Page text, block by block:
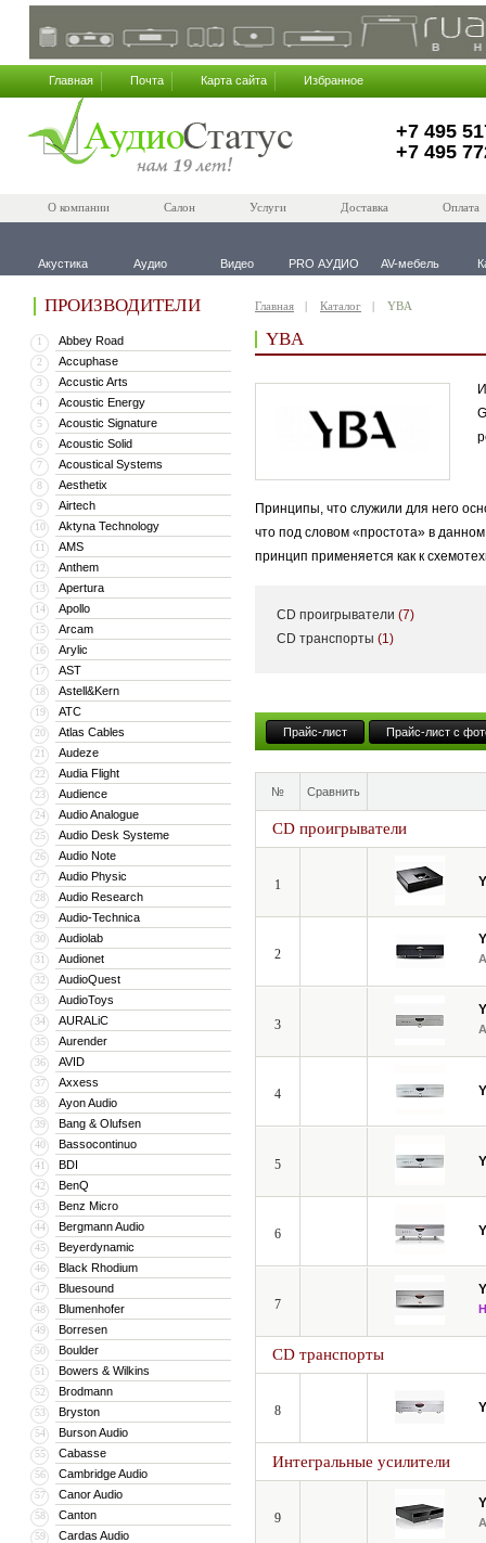
Главная Почта Карта сайта Избранное
+7 495
+7 495
О компании Салон Услуги Доставка Оплата
Акустика Аудио Видео PRO АУДИО AV-мебель
ПРОИЗВОДИТЕЛИ
1 Abbey Road
2 Accuphase
3 Accustic Arts
4 Acoustic Energy
5 Acoustic Signature
6 Acoustic Solid
7 Acoustical Systems
8 Aesthetix
9 Airtech
10 Aktyna Technology
11 AMS
12 Anthem
13 Apertura
14 Apollo
15 Arcam
16 Arylic
17 AST
18 Astell&Kern
19 ATC
20 Atlas Cables
21 Audeze
22 Audia Flight
23 Audience
24 Audio Analogue
25 Audio Desk Systeme
26 Audio Note
27 Audio Physic
28 Audio Research
29 Audio-Technica
30 Audiolab
31 Audionet
32 AudioQuest
33 AudioToys
34 AURALiC
35 Aurender
36 AVID
37 Axxess
38 Ayon Audio
39 Bang & Olufsen
40 Bassocontinuo
41 BDI
42 BenQ
43 Benz Micro
44 Bergmann Audio
45 Beyerdynamic
46 Black Rhodium
47 Bluesound
48 Blumenhofer
49 Borresen
50 Boulder
51 Bowers & Wilkins
52 Brodmann
53 Bryston
54 Burson Audio
55 Cabasse
56 Cambridge Audio
57 Canor Audio
58 Canton
59 Cardas Audio
Главная Каталог YBA
YBA
Принципы, что служили для него
что под словом «простота» в
принцип применяется как к
«Честно говоря, я не знаю, что
основатель компании YBA Audio.
системы — воспроизводить музыку
CD проигрыватели (7)
CD транспорты (1)
Прайс-лист Прайс-лист с
№ Сравнить
CD проигрыватели
1
2
3
4
5
6
7
CD транспорты
8
Интегральные усилители
9